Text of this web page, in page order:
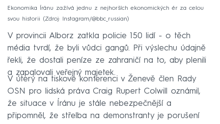
Ekonomika Íránu zažívá jednu z nejhorších ekonomických ér za celou
svou historii
Zdroj: Instagram/@bbc_russian
V provincii Alborz zatkla policie 150 lidí - o těch
média tvrdí, že byli vůdci gangů. Při výslechu údajně
řekli, že dostali peníze ze zahraničí na to, aby plenili
a zapalovali veřejný majetek.
V úterý na tiskové konferenci v Ženevě člen Rady
OSN pro lidská práva Craig Rupert Colwill oznámil,
že situace v Íránu je stále nebezpečnější a
připomněl, že střelba na demonstranty je porušení